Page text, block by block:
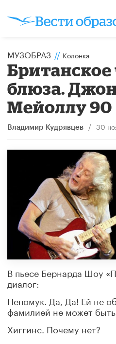
МУЗОБРАЗ // Колонка
Британское
блюза.
Мейоллу 90
Владимир Кудрявцев / 30
В пьесе Бернарда Шоу
диалог:
Непомук. Да, Да! Ей не
фамилией не может быть
Хиггинс. Почему нет?